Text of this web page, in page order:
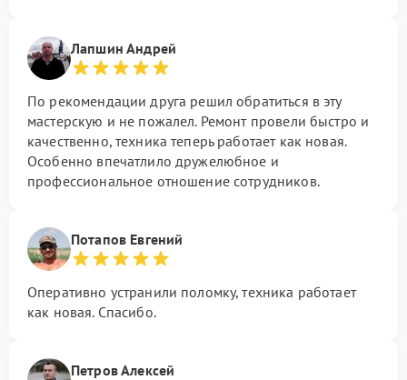
Лапшин Андрей
По рекомендации друга решил обратиться в эту
мастерскую и не пожалел. Ремонт провели быстро и
качественно, техника теперь работает как новая.
Особенно впечатлило дружелюбное и
профессиональное отношение сотрудников.
Потапов Евгений
Оперативно устранили поломку, техника работает
как новая. Спасибо.
Петров Алексей